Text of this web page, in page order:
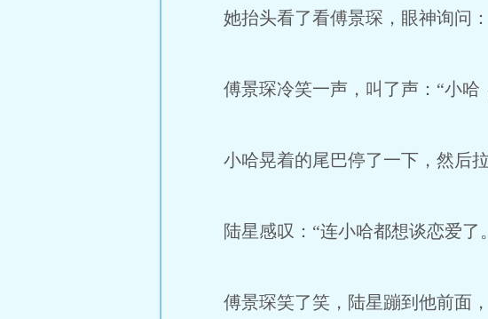
她抬头看了看傅景琛，眼神询问：
傅景琛冷笑一声，叫了声：“小哈
小哈晃着的尾巴停了一下，然后拉
陆星感叹：“连小哈都想谈恋爱了
傅景琛笑了笑，陆星蹦到他前面，